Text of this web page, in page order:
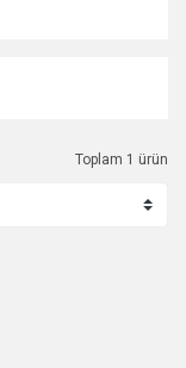
Toplam 1 ürün